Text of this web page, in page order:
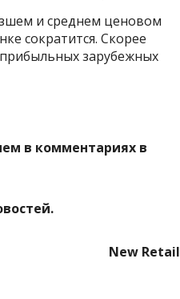
и среднем ценовом
сократится. Скорее
зарубежных
в комментариях в
New Retail